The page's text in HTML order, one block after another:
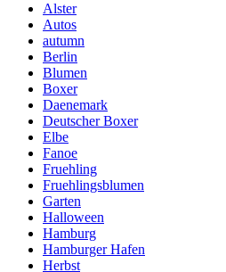
Alster
Autos
autumn
Berlin
Blumen
Boxer
Daenemark
Deutscher Boxer
Elbe
Fanoe
Fruehling
Fruehlingsblumen
Garten
Halloween
Hamburg
Hamburger Hafen
Herbst